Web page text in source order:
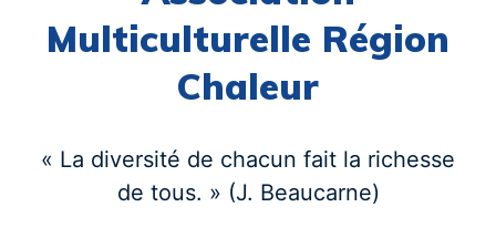
Multiculturelle Région
Chaleur
« La diversité de chacun fait la richesse
de tous. » (J. Beaucarne)